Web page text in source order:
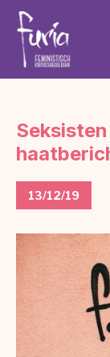
13/12/19